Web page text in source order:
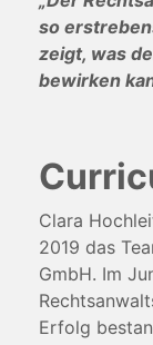
so
zeigt, was
bewirken
Clara
2019 das
GmbH. Im
Erfolg